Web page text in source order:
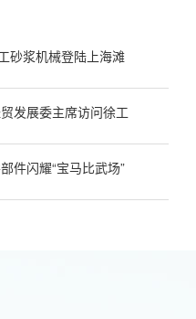
砂浆机械登陆上海滩
发展委主席访问徐工
件闪耀“宝马比武场”